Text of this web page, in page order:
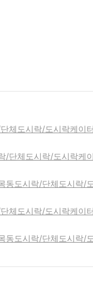
체도시락/도시락케이
/단체도시락/도시락케
동도시락/단체도시락/
체도시락/도시락케이
동도시락/단체도시락/